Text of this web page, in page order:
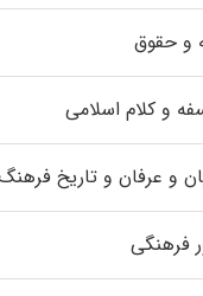
و حقوق
و کلام اسلامی
و عرفان و تاریخ
فرهنگی